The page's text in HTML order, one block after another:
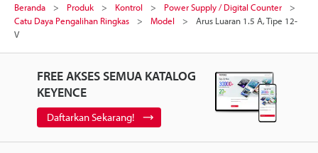
Beranda Produk Kontrol
Power Supply / Digital Counter
Catu Daya Pengalihan Ringkas
Model
Arus Luaran 1.5 A, Tipe 12-
V
FREE AKSES SEMUA KATALOG
KEYENCE
Daftarkan Sekarang!